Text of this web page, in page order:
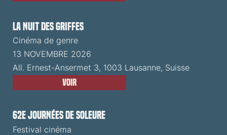
La Nuit des Griffes
Cinéma de genre
13 NOVEMBRE 2026
All. Ernest-Ansermet 3, 1003 Lausanne, Suisse
Voir
62e Journées de Soleure
Festival cinéma